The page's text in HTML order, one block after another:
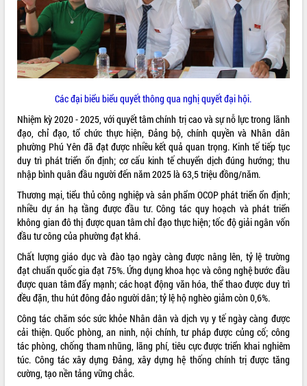
Hội nghị UBND tỉnh Đắk Lắk thường kỳ
tháng 7/2026
Lễ truy tặng danh hiệu “Bà Mẹ Việt
Nam Anh hùng” và trao Huân chương
Lao động
vụ 6 tháng cuối năm 2026
Kỳ họp thứ Hai, Hội đồng nhân dân
tỉnh khóa XI quyết nghị nhiều nội dung
quan trọng
Bí thư Tỉnh ủy Lương Nguyễn Minh
Triết thăm, tặng quà người có công với
cách mạng
Rà soát, hoàn thiện hệ thống thiết chế
văn hóa, thể thao đáp ứng yêu cầu
phát triển mới
Thường trực HĐND tỉnh Đắk Lắk gặp
mặt Đoàn chuyên gia y tế TP. Hồ Chí
Minh
Lễ truy điệu và an táng hài cốt liệt sĩ
Bàn giải pháp tháo gỡ khó khăn trong
xuất khẩu sầu riêng và triển khai quy
định EUDR
Thứ trưởng Bộ Nông nghiệp và Môi
LIÊN KẾT WEB
THỐNG KÊ TRUY CẬP
Tất cả: 66076234
Các đại biểu biểu quyết thông qua nghị quyết đại hội.
Nhiệm kỳ 2020 - 2025, với quyết tâm chính trị cao và sự nỗ lực trong lãnh
đạo, chỉ đạo, tổ chức thực hiện, Đảng bộ, chính quyền và Nhân dân
phường Phú Yên đã đạt được nhiều kết quả quan trọng. Kinh tế tiếp tục
duy trì phát triển ổn định; cơ cấu kinh tế chuyển dịch đúng hướng; thu
nhập bình quân đầu người đến năm 2025 là 63,5 triệu đồng/năm.
Thương mại, tiểu thủ công nghiệp và sản phẩm OCOP phát triển ổn định;
nhiều dự án hạ tầng được đầu tư. Công tác quy hoạch và phát triển
không gian đô thị được quan tâm chỉ đạo thực hiện; tốc độ giải ngân vốn
đầu tư công của phường đạt khá.
Chất lượng giáo dục và đào tạo ngày càng được nâng lên, tỷ lệ trường
đạt chuẩn quốc gia đạt 75%. Ứng dụng khoa học và công nghệ bước đầu
được quan tâm đẩy mạnh; các hoạt động văn hóa, thể thao được duy trì
đều đặn, thu hút đông đảo người dân; tỷ lệ hộ nghèo giảm còn 0,6%.
Công tác chăm sóc sức khỏe Nhân dân và dịch vụ y tế ngày càng được
cải thiện. Quốc phòng, an ninh, nội chính, tư pháp được củng cố; công
tác phòng, chống tham nhũng, lãng phí, tiêu cực được triển khai nghiêm
túc. Công tác xây dựng Đảng, xây dựng hệ thống chính trị được tăng
cường, tạo nền tảng vững chắc.